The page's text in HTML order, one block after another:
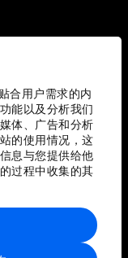
合用户需求的内
能以及分析我们
体、广告和分析
的使用情况，这
息与您提供给他
过程中收集的其